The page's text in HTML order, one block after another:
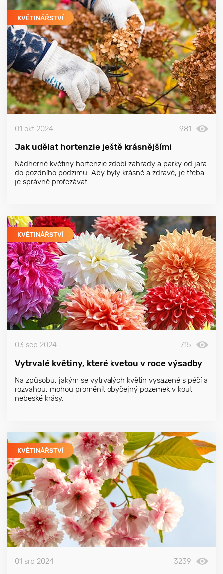
KVĚTINÁŘSTVÍ
01 okt 2024 981
Jak udělat hortenzie ještě krásnějšími
Nádherné květiny hortenzie zdobí zahrady a parky od jara
do pozdního podzimu. Aby byly krásné a zdravé, je třeba
je správně prořezávat.
KVĚTINÁŘSTVÍ
03 sep 2024 715
Vytrvalé květiny, které kvetou v roce výsadby
Na způsobu, jakým se vytrvalých květin vysazené s péčí a
rozvahou, mohou proměnit obyčejný pozemek v kout
nebeské krásy.
KVĚTINÁŘSTVÍ
01 srp 2024 3239